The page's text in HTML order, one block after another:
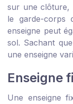
sur une clôture,
le garde-corps
enseigne peut
sol. Sachant
une enseigne
Enseigne
Une enseigne